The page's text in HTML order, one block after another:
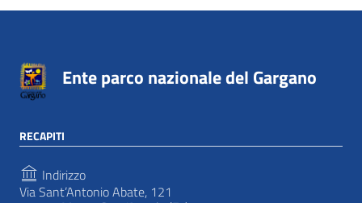
Ente parco nazionale del Gargano
RECAPITI
Indirizzo
Via Sant’Antonio Abate, 121